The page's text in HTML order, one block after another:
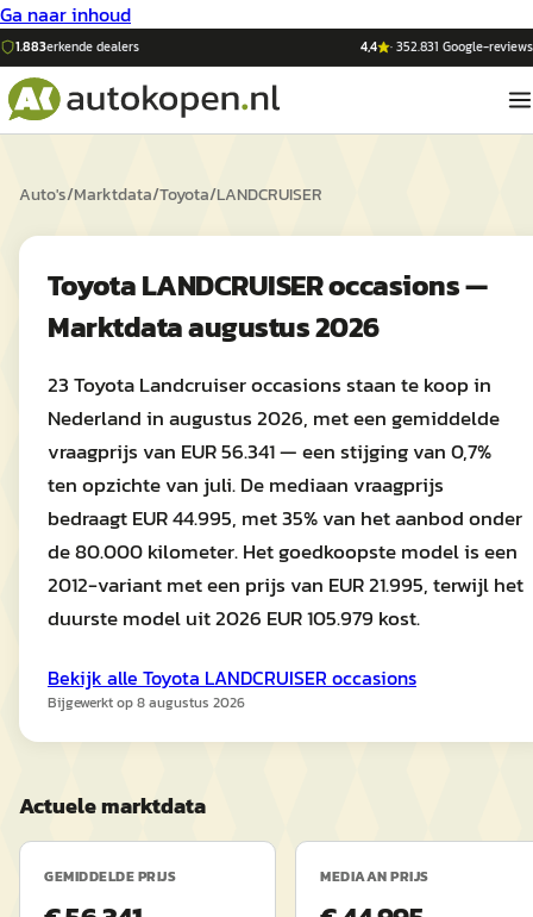
Ga naar inhoud
1.883erkende dealers 4,4 ·352.831 Google-reviews
Auto's/Marktdata/Toyota/LANDCRUISER
Toyota LANDCRUISER occasions —
Marktdata augustus 2026
23 Toyota Landcruiser occasions staan te koop in
Nederland in augustus 2026, met een gemiddelde
vraagprijs van EUR 56.341 — een stijging van 0,7%
ten opzichte van juli. De mediaan vraagprijs
bedraagt EUR 44.995, met 35% van het aanbod onder
de 80.000 kilometer. Het goedkoopste model is een
2012-variant met een prijs van EUR 21.995, terwijl het
duurste model uit 2026 EUR 105.979 kost.
Bekijk alle Toyota LANDCRUISER occasions
Bijgewerkt op8 augustus 2026
Actuele marktdata
GEMIDDELDE PRIJS MEDIAAN PRIJS